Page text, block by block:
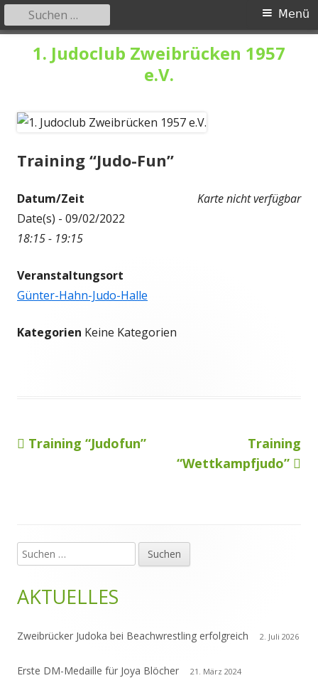
1. Judoclub Zweibrücken 1957
e.V.
Primäres
Menü
Menü
Suchen
nach:
Training “Judo-Fun”
Karte nicht verfügbar
Datum/Zeit
Date(s) - 09/02/2022
18:15 - 19:15
Veranstaltungsort
Günter-Hahn-Judo-Halle
Kategorien Keine Kategorien
Beitragsnavigation
Vorheriger
Training “Judofun”
Nächster
Beitrag
Training
“Wettkampfjudo”
Haupt-
Seitenleiste
Suchen
nach:
AKTUELLES
Zweibrücker Judoka bei Beachwrestling erfolgreich 2. Juli 2026
Erste DM-Medaille für Joya Blöcher 21. März 2024